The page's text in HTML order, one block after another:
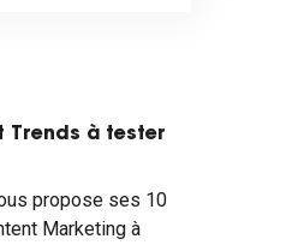
Trends à tester
propose ses 10
Marketing à